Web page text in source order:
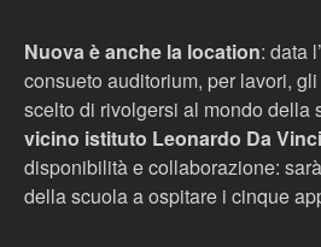
Nuova è anche la location: data
consueto auditorium, per lavori,
scelto di rivolgersi al mondo della
vicino istituto Leonardo Da
disponibilità e collaborazione:
della scuola a ospitare i cinque